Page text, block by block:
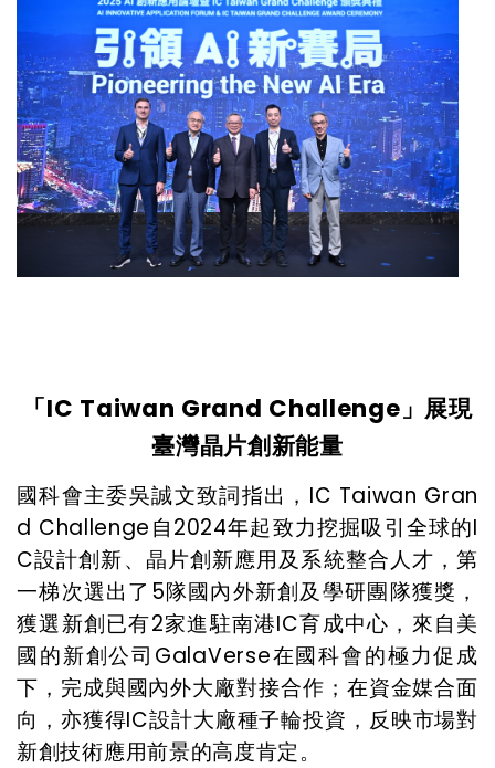
「IC Taiwan Grand Challenge 」展現
臺灣晶片創新能量
國科會主委吳誠文致詞指出， IC Taiwan Gran
d Challenge自2024年起致力挖掘吸引全球的I
C設計創新、晶片創新應用及系統整合人才，第
一梯次選出了 5隊國內外新創及學研團隊獲獎，
獲選新創已有2家進駐南港IC育成中心，來自美
國的新創公司 GalaVerse在國科會的極力促成
下，完成與國內外大廠對接合作；在資金媒合面
向，亦獲得IC設計大廠種子輪投資，反映市場對
新創技術應用前景的高度肯定。